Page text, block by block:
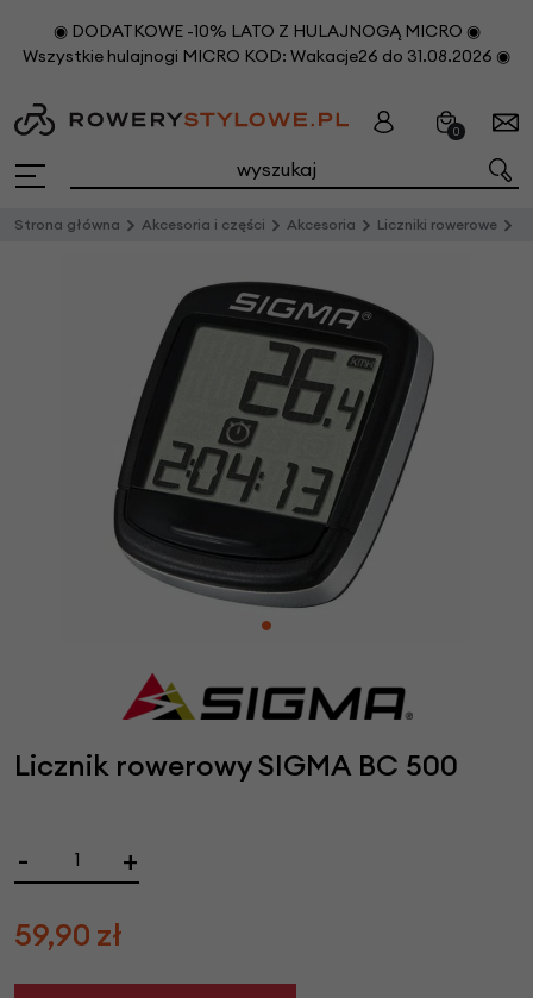
◉ DODATKOWE -10% LATO Z HULAJNOGĄ MICRO ◉
Wszystkie hulajnogi MICRO KOD: Wakacje26 do 31.08.2026 ◉
0
Strona główna Akcesoria i części Akcesoria Liczniki rowerowe
Licznik rowerowy SIGMA BC 500
- +
59,90 zł